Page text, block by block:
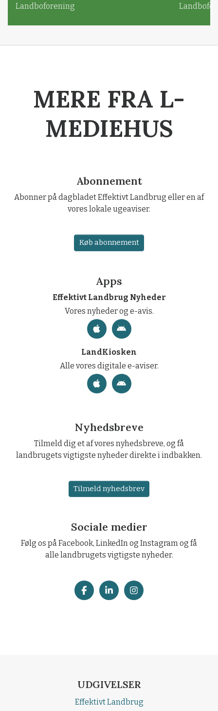
Landboforening
MERE FRA L-
MEDIEHUS
Abonnement
Abonner på dagbladet Effektivt Landbrug eller en af
vores lokale ugeaviser.
Køb abonnement
Apps
Effektivt Landbrug Nyheder
Vores nyheder og e-avis.
LandKiosken
Alle vores digitale e-aviser.
Nyhedsbreve
Tilmeld dig et af vores nyhedsbreve, og få
landbrugets vigtigste nyheder direkte i indbakken.
Tilmeld nyhedsbrev
Sociale medier
Følg os på Facebook, LinkedIn og Instagram og få
alle landbrugets vigtigste nyheder.
UDGIVELSER
Effektivt Landbrug